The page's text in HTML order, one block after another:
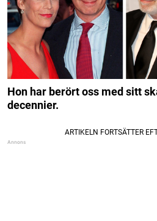
Hon har berört oss med sitt
decennier.